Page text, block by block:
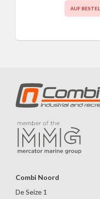
AUF
Combi Noord
De Seize 1